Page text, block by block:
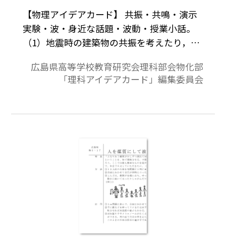
【物理アイデアカード】 共振・共鳴・演示
実験・波・身近な話題・波動・授業小話。
（1）地震時の建築物の共振を考えたり，長
周波振動源を利用して演示実験する。（2）
簡単であるが，生徒が興味を持つ実験であ
て耳を通して実感し考察する。（4）共鳴箱
な特徴をもっているか。授業の導入に使え
る。（5）教室全体に十分聞こえ，かつ大変
簡易な気柱共鳴実験。広島県高等学校教育
研究会理科部会物化部「理科アイデアカー
ド」編集委員会 物理班作成「理科アイデア
カード・物理編第Ⅲ集」より。
広島県高等学校教育研究会理科部会物化部
「理科アイデアカード」編集委員会